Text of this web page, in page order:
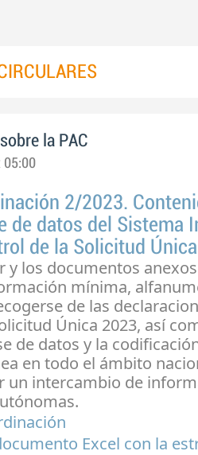
la PAC
05:00
2/2023.
de datos del Sistema
de la Solicitud
y los documentos
mínima,
de las
Única 2023, así
de datos y la
en todo el ámbito
un intercambio de
Excel con la